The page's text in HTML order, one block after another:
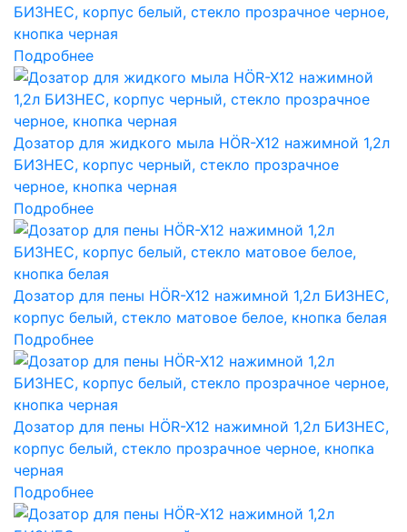
БИЗНЕС, корпус белый, стекло прозрачное черное,
кнопка черная
Подробнее
Дозатор для жидкого мыла HÖR-X12 нажимной 1,2л
БИЗНЕС, корпус черный, стекло прозрачное
черное, кнопка черная
Подробнее
Дозатор для пены HÖR-X12 нажимной 1,2л БИЗНЕС,
корпус белый, стекло матовое белое, кнопка белая
Подробнее
Дозатор для пены HÖR-X12 нажимной 1,2л БИЗНЕС,
корпус белый, стекло прозрачное черное, кнопка
черная
Подробнее